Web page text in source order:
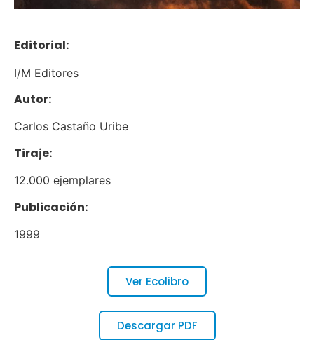
Editorial:
I/M Editores
Autor:
Carlos Castaño Uribe
Tiraje:
12.000 ejemplares
Publicación:
1999
Ver Ecolibro
Descargar PDF